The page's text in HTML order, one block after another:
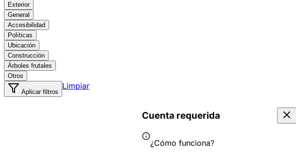
Exterior
General
Accesibilidad
Políticas
Ubicación
Construcción
Árboles frutales
Otros
Aplicar filtros
Limpiar
Cuenta requerida
¿Cómo funciona?